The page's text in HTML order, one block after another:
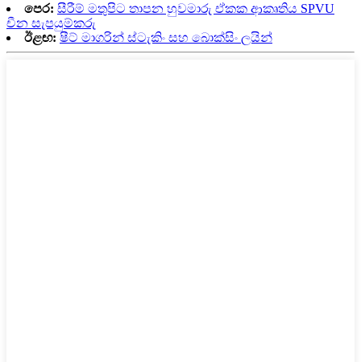
පෙර: සීරීම් මතුපිට තාපන හුවමාරු ඒකක ආකෘතිය SPVU
චීන සැපයුම්කරු
ඊළඟ: ෂීට් මාගරින් ස්ටැකිං සහ බොක්සිං ලයින්